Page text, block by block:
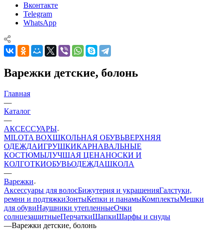
Вконтакте
Telegram
WhatsApp
Варежки детские, болонь
Главная
—
Каталог
—
АКСЕССУАРЫ
MILOTA BOXШКОЛЬНАЯ ОБУВЬВЕРХНЯЯ
ОДЕЖДАИГРУШКИКАРНАВАЛЬНЫЕ
КОСТЮМЫЛУЧШАЯ ЦЕНАНОСКИ И
КОЛГОТКИОБУВЬОДЕЖДАШКОЛА
—
Варежки
Аксессуары для волосБижутерия и украшенияГалстуки,
ремни и подтяжкиЗонтыКепки и панамыКомплектыМешки
для обувиНаушники утепленныеОчки
солнцезащитныеПерчаткиШапкиШарфы и снуды
—Варежки детские, болонь